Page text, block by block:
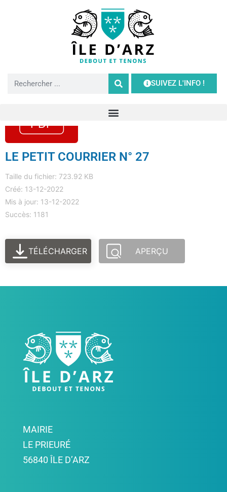
SUIVEZ L'INFO !
LE PETIT COURRIER N° 27
Taille du fichier: 723.92 KB
Créé: 13-12-2022
Mis à jour: 13-12-2022
Succès: 1181
TÉLÉCHARGER APERÇU
MAIRIE
LE PRIEURÉ
56840 ÎLE D’ARZ